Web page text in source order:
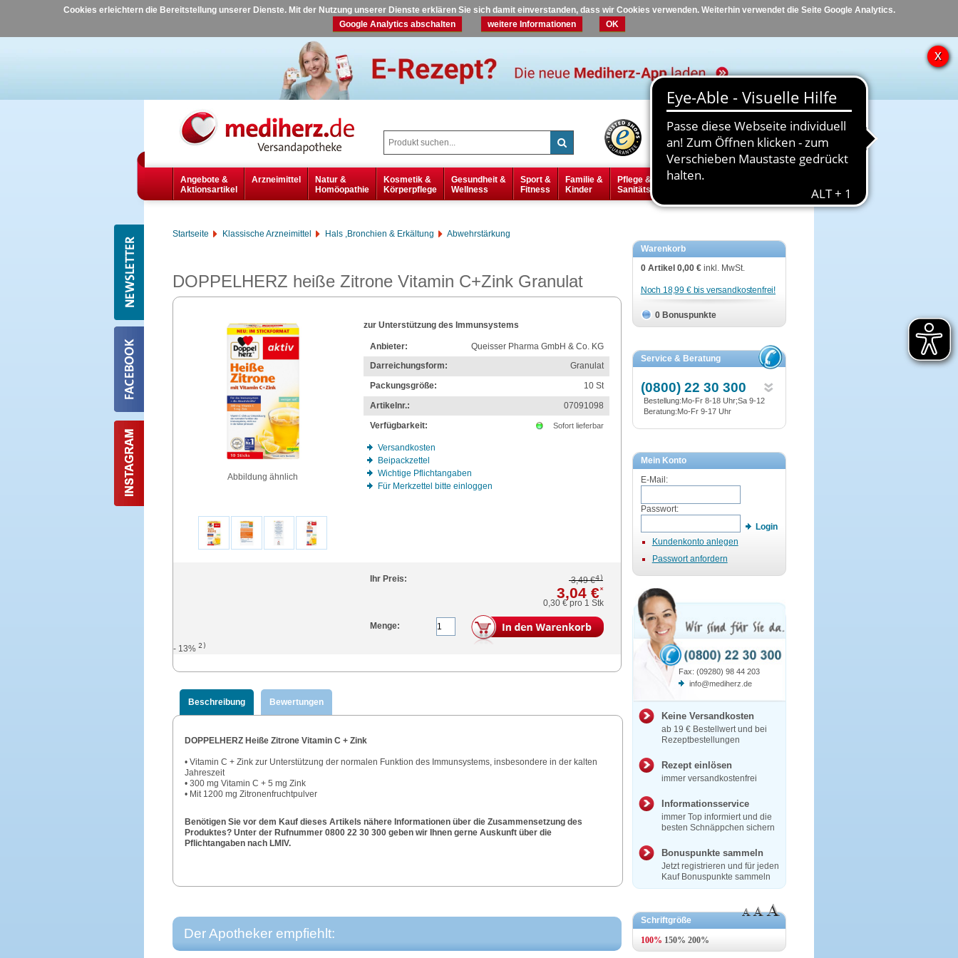
Cookies erleichtern die Bereitstellung unserer Dienste. Mit der Nutzung unserer Dienste erklären Sie sich damit einverstanden, dass wir Cookies verwenden. Weiterhin verwendet die Seite Google Analytics.
Google Analytics abschalten
weitere Informationen OK
Hilfe Kontakt
Angebote &
Aktionsartikel
Arzneimittel
Natur &
Homöopathie
Kosmetik &
Körperpflege
Gesundheit &
Wellness
Sport &
Fitness
Familie &
Kinder
Pflege &
Sanitätsbedarf
Diabetes
Startseite Klassische Arzneimittel Hals ,Bronchien & Erkältung Abwehrstärkung
DOPPELHERZ heiße Zitrone Vitamin C+Zink Granulat
Abbildung ähnlich
zur Unterstützung des Immunsystems
Anbieter:
Queisser Pharma GmbH & Co. KG
Darreichungsform:
Granulat
Packungsgröße:
10 St
Artikelnr.:
07091098
Verfügbarkeit:
Sofort lieferbar
Versandkosten
Beipackzettel
Wichtige Pflichtangaben
Für Merkzettel bitte einloggen
Ihr Preis: 3,49 €4)
3,04 €*
0,30 €pro 1 Stk
Menge:
- 13% 2)
Beschreibung Bewertungen
DOPPELHERZ Heiße Zitrone Vitamin C + Zink
• Vitamin C + Zink zur Unterstützung der normalen Funktion des Immunsystems, insbesondere in der kalten
Jahreszeit
• 300 mg Vitamin C + 5 mg Zink
• Mit 1200 mg Zitronenfruchtpulver
Benötigen Sie vor dem Kauf dieses Artikels nähere Informationen über die Zusammensetzung des
Produktes? Unter der Rufnummer 0800 22 30 300 geben wir Ihnen gerne Auskunft über die
Pflichtangaben nach LMIV.
Der Apotheker empfiehlt:
Warenkorb
0 Artikel 0,00 € inkl. MwSt.
Noch 18,99 € bis versandkostenfrei!
0 Bonuspunkte
Service & Beratung
(0800) 22 30 300
Bestellung:Mo-Fr 8-18 Uhr;Sa 9-12
Beratung:Mo-Fr 9-17 Uhr
Mein Konto
E-Mail:
Passwort:
Login
Kundenkonto anlegen
Passwort anfordern
Fax: (09280) 98 44 203
info@mediherz.de
Keine Versandkosten
ab 19 € Bestellwert und bei
Rezeptbestellungen
Rezept einlösen
immer versandkostenfrei
Informationsservice
immer Top informiert und die
besten Schnäppchen sichern
Bonuspunkte sammeln
Jetzt registrieren und für jeden
Kauf Bonuspunkte sammeln
Schriftgröße